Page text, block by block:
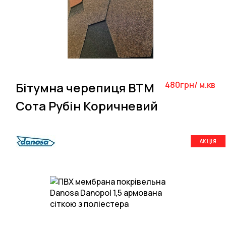
Бітумна черепиця BTM
Сота Рубін Коричневий
480грн/ м.кв
АКЦІЯ